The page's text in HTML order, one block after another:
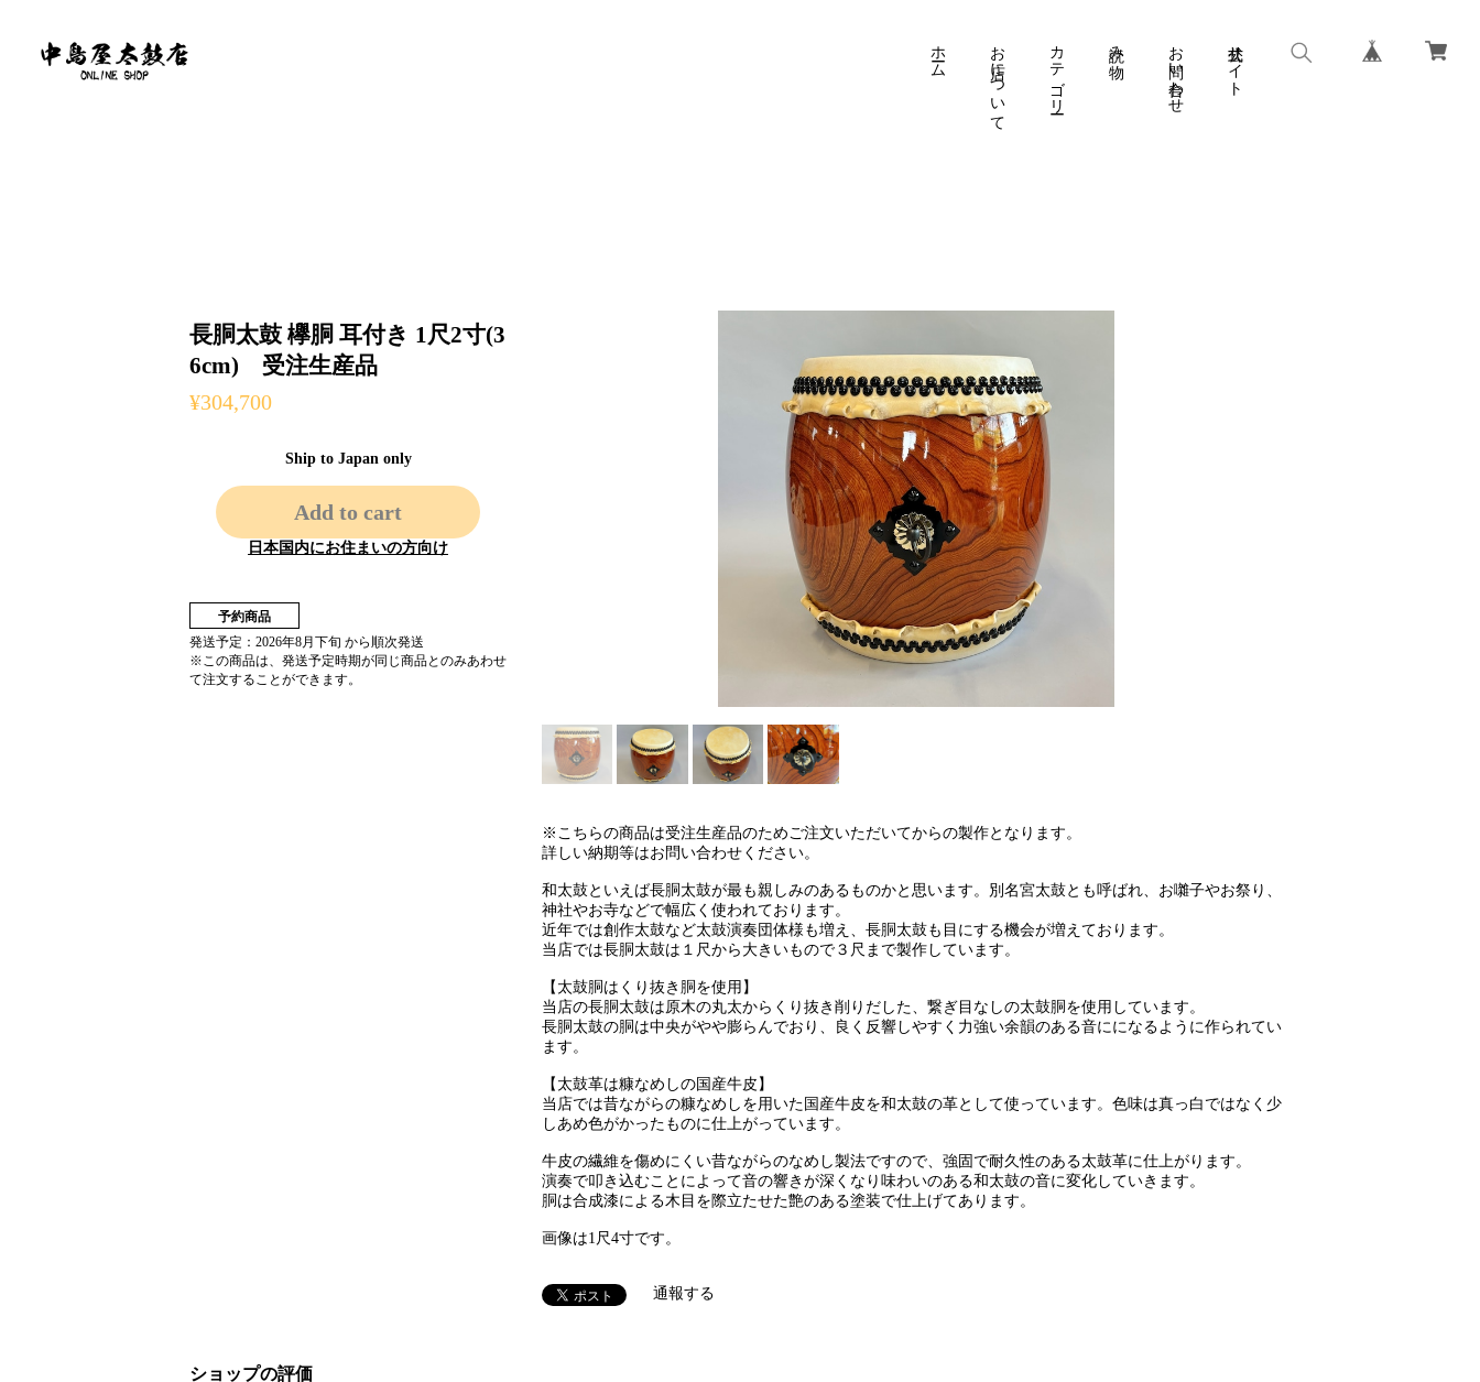
ホーム お店について カテゴリー 読み物 お問い合わせ 公式サイト
長胴太鼓 欅胴 耳付き 1尺2寸(3
6cm) 受注生産品
¥304,700
Ship to Japan only
Add to cart
日本国内にお住まいの方向け
予約商品
発送予定：2026年8月下旬 から順次発送
※この商品は、発送予定時期が同じ商品とのみあわせ
て注文することができます。
※こちらの商品は受注生産品のためご注文いただいてからの製作となります。
詳しい納期等はお問い合わせください。
和太鼓といえば長胴太鼓が最も親しみのあるものかと思います。別名宮太鼓とも呼ばれ、お囃子やお祭り、
神社やお寺などで幅広く使われております。
近年では創作太鼓など太鼓演奏団体様も増え、長胴太鼓も目にする機会が増えております。
当店では長胴太鼓は１尺から大きいもので３尺まで製作しています。
【太鼓胴はくり抜き胴を使用】
当店の長胴太鼓は原木の丸太からくり抜き削りだした、繋ぎ目なしの太鼓胴を使用しています。
長胴太鼓の胴は中央がやや膨らんでおり、良く反響しやすく力強い余韻のある音にになるように作られてい
ます。
【太鼓革は糠なめしの国産牛皮】
当店では昔ながらの糠なめしを用いた国産牛皮を和太鼓の革として使っています。色味は真っ白ではなく少
しあめ色がかったものに仕上がっています。
牛皮の繊維を傷めにくい昔ながらのなめし製法ですので、強固で耐久性のある太鼓革に仕上がります。
演奏で叩き込むことによって音の響きが深くなり味わいのある和太鼓の音に変化していきます。
胴は合成漆による木目を際立たせた艶のある塗装で仕上げてあります。
画像は1尺4寸です。
通報する
ショップの評価